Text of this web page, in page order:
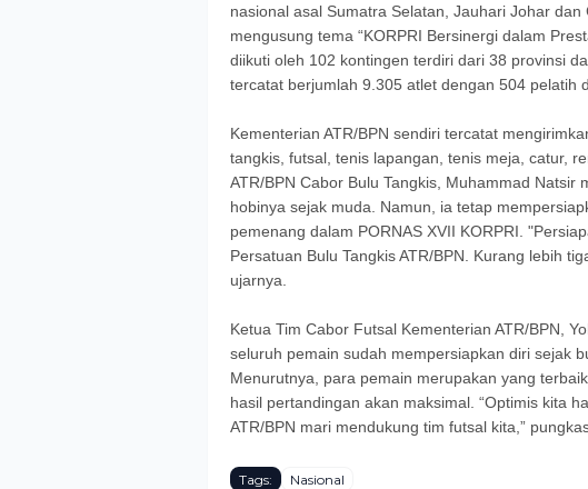
nasional asal Sumatra Selatan, Jauhari Johar
mengusung tema “KORPRI Bersinergi dalam
diikuti oleh 102 kontingen terdiri dari 38 provinsi
tercatat berjumlah 9.305 atlet dengan 504 pelatih
Kementerian ATR/BPN sendiri tercatat
tangkis, futsal, tenis lapangan, tenis meja, catur,
ATR/BPN Cabor Bulu Tangkis, Muhammad
hobinya sejak muda. Namun, ia tetap
pemenang dalam PORNAS XVII KORPRI.
Persatuan Bulu Tangkis ATR/BPN. Kurang lebih
ujarnya.
Ketua Tim Cabor Futsal Kementerian ATR/BPN,
seluruh pemain sudah mempersiapkan diri sejak
Menurutnya, para pemain merupakan yang
hasil pertandingan akan maksimal. “Optimis kita
ATR/BPN mari mendukung tim futsal kita,”
Tags: Nasional